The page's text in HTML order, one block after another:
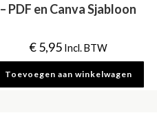
– PDF en Canva Sjabloon
€5,95 Incl. BTW
Toevoegen aan winkelwagen